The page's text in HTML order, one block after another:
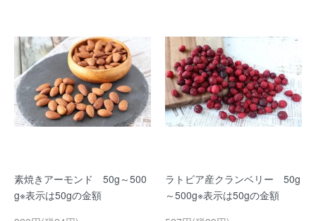
素焼きアーモンド 50g～500
g※表示は50gの金額
ラトビア産クランベリー 50g
～500g※表示は50gの金額